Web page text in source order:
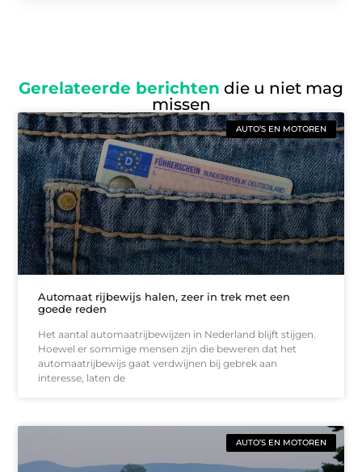
Gerelateerde berichten die u niet mag
missen
AUTO’S EN MOTOREN
Automaat rijbewijs halen, zeer in trek met een
goede reden
Het aantal automaatrijbewijzen in Nederland blijft stijgen.
Hoewel er sommige mensen zijn die beweren dat het
automaatrijbewijs gaat verdwijnen bij gebrek aan
interesse, laten de
AUTO’S EN MOTOREN